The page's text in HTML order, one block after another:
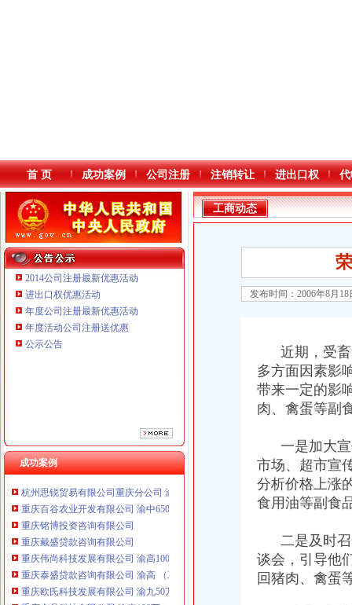
本站导航
首 页 成功案例 公司注册 注销转让 进出口权
2014公司注册最新优惠活动
进出口权优惠活动
年度公司注册最新优惠活动
年度活动公司注册送优惠
公示公告
成功案例
重庆铭博投资咨询有限公司
重庆戴盛贷款咨询有限公司
重庆盛旗投资咨询有限公司 渝中10万 （工商注册）
重庆凯誉网络通信技术工程有限公司渝中分公司 （工商注册）
上海兆妩贸易有限公司重庆时代广场分公司 渝中 （工商注册）
重庆百谷农业开发有限公司 渝中650万 （注册）
重庆铭博投资咨询有限公司
重庆戴盛贷款咨询有限公司
重庆伟尚科技发展有限公司 渝高100万 （工商注册）
重庆泰盛贷款咨询有限公司 渝高 （工商注册）
重庆欧氏科技发展有限公司 渝九50万 （进出口权）
重庆金品科技有限公司 渝南100万 （进出口权）
工商动态
发布时间：2006年8月
近期，受畜
多方面因素影
带来一定的影
肉、禽蛋等副
一是加大宣
市场、超市宣
分析价格上涨
食用油等副食
二是及时召
谈会，引导他
回猪肉、禽蛋